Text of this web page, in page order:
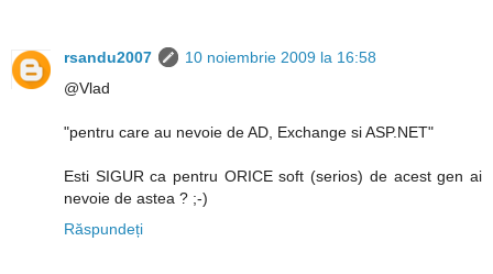
rsandu2007
10 noiembrie 2009 la 16:58
@Vlad
"pentru care au nevoie de AD, Exchange si ASP.NET"
Esti SIGUR ca pentru ORICE soft (serios) de acest gen ai
nevoie de astea ? ;-)
Răspundeți